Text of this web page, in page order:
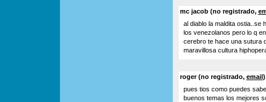
mc jacob (no registrado,
al diablo la maldita ostia..se
los venezolanos pero lo q
cerebro te hace una sutura
maravillosa cultura
roger (no registrado, email
pues tios como puedes
buenos temas los mejores